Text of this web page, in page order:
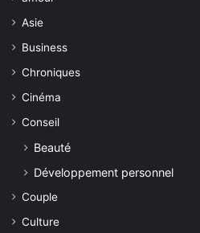
Asie
Business
Chroniques
Cinéma
Conseil
Beauté
Développement personnel
Couple
Culture